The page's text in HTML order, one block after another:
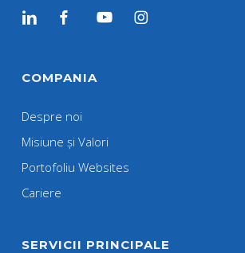
COMPANIA
Despre noi
Misiune și Valori
Portofoliu Websites
Cariere
SERVICII PRINCIPALE